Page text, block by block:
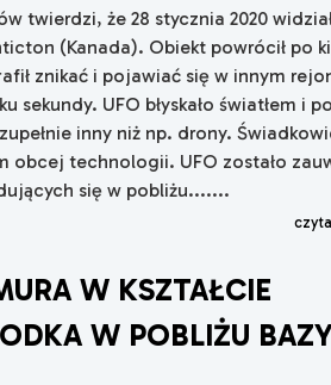
twierdzi, że 28 stycznia 2020
(Kanada). Obiekt powrócił po
znikać i pojawiać się w innym
sekundy. UFO błyskało światłem i
inny niż np. drony.
obcej technologii. UFO zostało
się w pobliżu.......
W KSZTAŁCIE
W POBLIŻU